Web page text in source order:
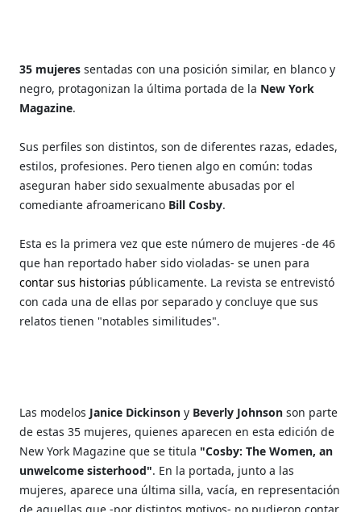
35 mujeres sentadas con una posición similar, en blanco y
negro, protagonizan la última portada de la New York
Magazine.
Sus perfiles son distintos, son de diferentes razas, edades,
estilos, profesiones. Pero tienen algo en común: todas
aseguran haber sido sexualmente abusadas por el
comediante afroamericano Bill Cosby.
Esta es la primera vez que este número de mujeres -de 46
que han reportado haber sido violadas- se unen para
contar sus historias públicamente. La revista se entrevistó
con cada una de ellas por separado y concluye que sus
relatos tienen "notables similitudes".
Las modelos Janice Dickinsony Beverly Johnson son parte
de estas 35 mujeres, quienes aparecen en esta edición de
New York Magazine que se titula "Cosby: The Women, an
unwelcome sisterhood". En la portada, junto a las
mujeres, aparece una última silla, vacía, en representación